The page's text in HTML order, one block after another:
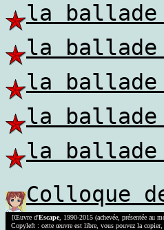
la ballade
la ballade
la ballade
la
la ballade
Colloque
[Œuvre d'Escape, 1990-2015 (achevée, présentée au
Copyleft : cette œuvre est libre, vous pouvez la